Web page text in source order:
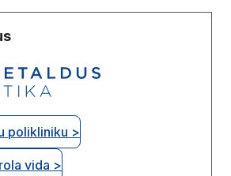
polikliniku >
vida >